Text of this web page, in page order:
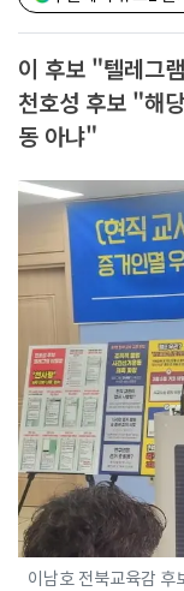
이 후보 "텔레그
천호성 후보 "해
동 아냐"
이남호 전북교육감 후